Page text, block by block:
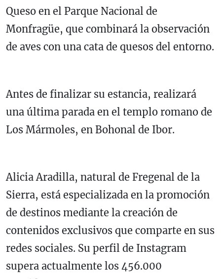
Queso en el Parque Nacional de
Monfragüe, que combinará la observación
de aves con una cata de quesos del entorno.
Antes de finalizar su estancia, realizará
una última parada en el templo romano de
Los Mármoles, en Bohonal de Ibor.
Alicia Aradilla, natural de Fregenal de la
Sierra, está especializada en la promoción
de destinos mediante la creación de
contenidos exclusivos que comparte en sus
redes sociales. Su perfil de Instagram
supera actualmente los 456.000